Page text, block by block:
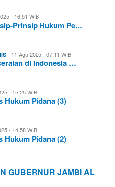
- 16:51 WIB
Prinsip Hukum Pe…
11 Agu 2025 - 07:11 WIB
di Indonesia …
- 15:25 WIB
Hukum Pidana (3)
- 14:58 WIB
Hukum Pidana (2)
GUBERNUR JAMBI AL